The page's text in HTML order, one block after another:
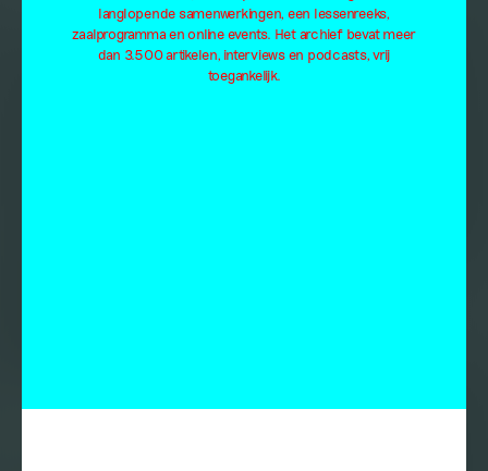
langlopende samenwerkingen, een lessenreeks,
zaalprogramma en online events. Het archief bevat meer
dan 3.500 artikelen, interviews en podcasts, vrij
toegankelijk.